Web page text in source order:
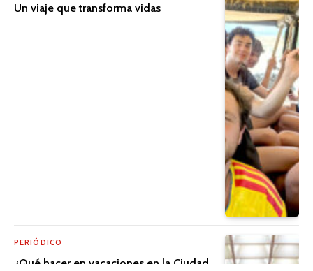
Un viaje que transforma vidas
PERIÓDICO
¿Qué hacer en vacaciones en la Ciudad